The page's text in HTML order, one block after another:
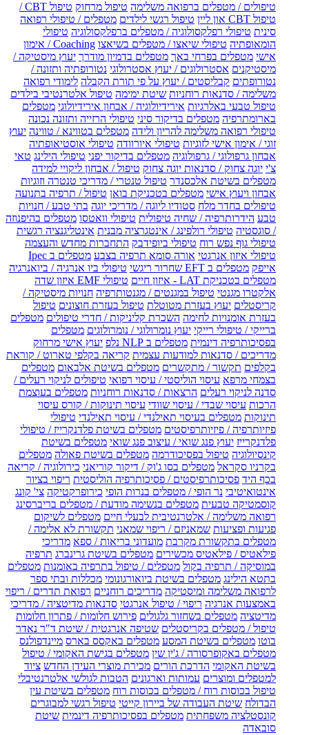
טיפולים / מטפלים ברפואה משלימה טיפול מרחוק
טיפול CBT /
טיפול CBT און ליין
טיפול רגשי לילדים מטפלים / טיפולי רפואה
סינית טיפולי רפלקסולוגיה / מטפלים ברפלקסולוגיה טיפולי
הומאופתיה טיפולי שיאצו / מטפלים בשיאצו
Coaching / אימון
אישי מטפלים בפרחי באך מטפלים בדמיון מודרך יעוץ מיסטיקה /
מיסטיקנים אסטרולוגים / יעוץ אסטרולוגי נטורופתיה ותזונה /
נטורופתים קבליסטים / יעוץ על פי תורת הקבלה לימודי רפואה
משלימה / סדנאות רוחניות שיטת ימימה טיפול אלטרנטיבי בילדים
טיפול טבעי באלרגיות אירידיולוגיה / אבחון אירידיולוגי מטפלים
בארומתרפיה מטפלים בדיקור סיני טיפולי הרזייה ותזונה נכונה
טיפולי רפואה משלימה להריון ולידה מטפלים בטווינא / טווינה יעוץ
זוגי / אימון אישי לזוגיות טיפולי איורוודה טיפולי אוסטיאופתיה
אבחון גרפולוגי / גרפולוגיה מטפלים בדיקור יפני טיפולי הילינג טאי
צ'י יוגה צחוק / סדנאות יוגה צחוק טיפול / אבחון ליקויי למידה
מטפלים בשיטת אלכסנדר טיפול טנטרי / מדריכי טנטרה וזוגיות
אבחון ויעוץ אישי מטפלים בטכניקת בואן טיפול / תרפיה בתנועה
טיפולים בחדר מלח סטודיו ליוגה / מדריכי יוגה בתי טבע / חנויות
טבע הידרותרפיה / שחיה טיפולית טיפולי וואטסו מטפלים בהיפנוזה
/ סוגסטיה טיפולי רולפינג / אינטגרציה מבנית אינטליגנציה רגשית
טיפולי גוף נפש רוח טיפולי ביופידבק התחברות מחדש והעצמה
טיפולי איזון אנרגטי אורה סומא תרפיה בצבע
מטפלים ב Ipec
אייפק מטפלים ב EFT שחרור ריגשי
טיפולי ביו אנרגיה / ביואנרגיה
מטפלים בטכניקת LAT - איזון חיים
טיפולי EMF איזון שדה
אלקטרו מגנטי טיפול במגנטים / מגנטותרפיה חנויות מיסטיקה /
קריסטלים יעוץ בעזרת מטוטלת טיפול בעזרת חוצונים טיפול
בעזרת אומנויות לחימה השכרת קליניקות / חדרי טיפולים מטפלים
ברייקי / טיפולי רייקי יעוץ נומרולוגי / נומרולוגים מטפלים
בפסיכותרפיה דינמית מטפלים ב NLP נלפ
יעוץ אישי מרחוק
מדריכים / סדנאות למודעות עצמית קריאה בקלפי טארוט / קוראת
בקלפים תקשור / מתקשרים מטפלים בשיטת אלבאום מטפלים
בצמחי מרפא עיסוי הוליסטי / עיסוי רפואי טיפולים לניקוי רעלים /
סדנה לניקוי רעלים הרצאות / סדנאות רוחניות מטפלים בעוצמת
הרכות עיסוי שבדי / עיסוי שוודי עיסוי תינוקות / קורס עיסוי
תינוקות מטפלים בעיסוי תאילנדי / עיסוי תאילנדי טיפולי
פיזיותרפיה / פיזיותרפיסטים מטפלים בשיטת פלדנקרייז / טיפולי
פלדנקרייז יעוץ פנג שואי / עיצוב פנג שואי מטפלים בשיטת
קינסיולוגיה טיפול בפסיכודרמה מטפלים בשיטת פאולה מטפלים
בקרניו סקראל מטפלים בסו ג'וק / דיקור קוריאני כירולוגיה / קריאה
בכף היד פסיכותרפיסטים / פסיכותרפיה הוליסטית ריפוי בציור
אינטואיטיבי נר הופי / מטפלים בנרות הופי כירופרקטיקה צי' קונג
קוסמטיקה טבעית מטפלים בנשימה מודעת / מטפלים בריברסינג
רפואה משלימה / אלטרנטיבית לבעלי חיים מטפלים לשיקום
פגיעות ופציעות שמאניזם / ריפוי שמאני תקשורת לא אלימה /
מטפלים בתקשורת מקרבת מועדוני בריאות / ספא מדריכי
פילאטיס / פילאטיס מכשירים מטפלים בשיטת גרינברג תרפיה
במוסיקה / תרפיה בקול מטפלים / טיפול בתרפיה באומנות מטפלים
בתטא הילינג מטפלים בשיטת ביואורגונומי מכללות ובתי ספר
לרפואה משלימה ומיסטיקה מדריכים רוחניים רפואת תדרים / ריפוי
באמצעות אנרגיה ריפוי / טיפול אנרגטי סדנאות מדיטציה / מדריכי
מדיטציה מטפלים בשחזור גלגולים פירוש חלומות / פתרון חלומות
טיפול / מטפלים בקריסטלים שטיפה אנרגטית / שיטת ד"ר נאדר
בוטו מטפלים בשיטת המסע מטפלים באקסס בארס מיינדפולנס
מטפלים באקופרסורה / ג'ין שין מטפלים בגישת האקומי / טיפול
בשיטת האקומי הדרכת הורים מכירת מוצרי העידן החדש ציוד
למטפלים ומוצרים עמותות וארגונים הטבות לגולשי אלטרנטיבלי
טיפול בכוסות רוח / מטפלים בכוסות רוח מטפלים בשיטת עין
הבדולח שיטת העבודה של ביירון קייטי טיפול רגשי למבוגרים
קונסטלציה משפחתית מטפלים בפסיכותרפיה דינמית שיטת
סובאדה